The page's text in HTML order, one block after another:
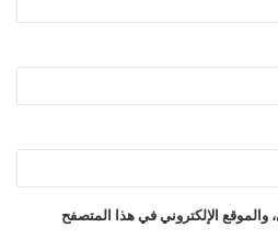
الإلكتروني في هذا المتصفح